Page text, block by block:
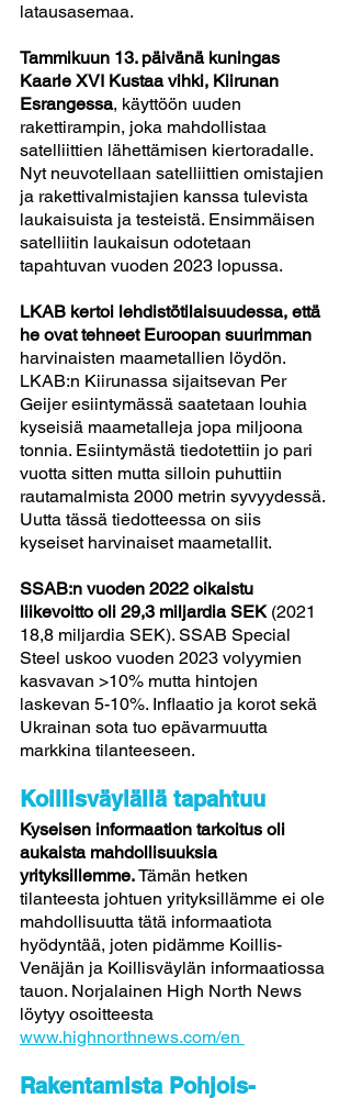
latausasemaa.
Tammikuun 13. päivänä kuningas
Kaarle XVI Kustaa vihki, Kiirunan
Esrangessa, käyttöön uuden
rakettirampin, joka mahdollistaa
satelliittien lähettämisen kiertoradalle.
Nyt neuvotellaan satelliittien omistajien
ja rakettivalmistajien kanssa tulevista
laukaisuista ja testeistä. Ensimmäisen
satelliitin laukaisun odotetaan
tapahtuvan vuoden 2023 lopussa.
LKAB kertoi lehdistötilaisuudessa, että
he ovat tehneet Euroopan suurimman
harvinaisten maametallien löydön.
LKAB:n Kiirunassa sijaitsevan Per
Geijer esiintymässä saatetaan louhia
kyseisiä maametalleja jopa miljoona
tonnia. Esiintymästä tiedotettiin jo pari
vuotta sitten mutta silloin puhuttiin
rautamalmista 2000 metrin syvyydessä.
Uutta tässä tiedotteessa on siis
kyseiset harvinaiset maametallit.
SSAB:n vuoden 2022 oikaistu
liikevoitto oli 29,3 miljardia SEK (2021
18,8 miljardia SEK). SSAB Special
Steel uskoo vuoden 2023 volyymien
kasvavan >10% mutta hintojen
laskevan 5-10%. Inflaatio ja korot sekä
Ukrainan sota tuo epävarmuutta
markkina tilanteeseen.
Koillisväylällä tapahtuu
Kyseisen informaation tarkoitus oli
aukaista mahdollisuuksia
yrityksillemme. Tämän hetken
tilanteesta johtuen yrityksillämme ei ole
mahdollisuutta tätä informaatiota
hyödyntää, joten pidämme Koillis-
Venäjän ja Koillisväylän informaatiossa
tauon. Norjalainen High North News
löytyy osoitteesta
www.highnorthnews.com/en
Rakentamista Pohjois-